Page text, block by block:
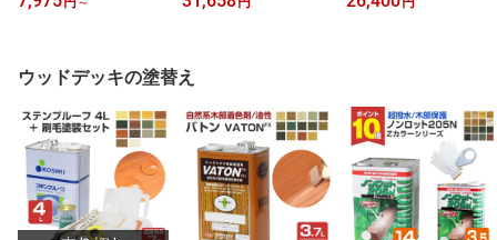
m
2kgセット(10m2用)＜シ
ベランダ シート防水 ア
スファルト防水面 塗装セ
日本塗料 防水セット DIY
ウッドデッキの塗替え